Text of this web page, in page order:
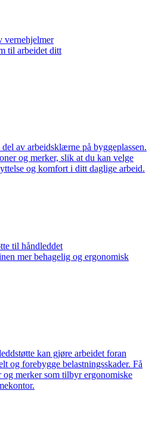
vernehjelmer
til arbeidet ditt
av arbeidsklærne på byggeplassen.
og merker, slik at du kan velge
og komfort i ditt daglige arbeid.
til håndleddet
mer behagelig og ergonomisk
kan gjøre arbeidet foran
og forebygge belastningsskader. Få
merker som tilbyr ergonomiske